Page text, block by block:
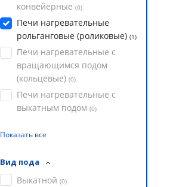
конвейерные (0)
Печи нагревательные
рольганговые (роликовые) (1)
Печи нагревательные с
вращающимся подом
(кольцевые) (0)
Печи нагревательные с
выкатным подом (0)
Показать все
Вид пода
Выкатной (0)